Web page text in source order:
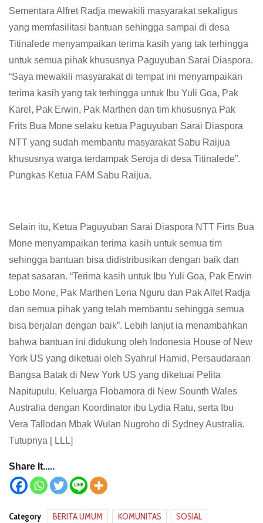
Sementara Alfret Radja mewakili masyarakat sekaligus
yang memfasilitasi bantuan sehingga sampai di desa
Titinalede menyampaikan terima kasih yang tak terhingga
untuk semua pihak khususnya Paguyuban Sarai Diaspora.
“Saya mewakili masyarakat di tempat ini menyampaikan
terima kasih yang tak terhingga untuk Ibu Yuli Goa, Pak
Karel, Pak Erwin, Pak Marthen dan tim khususnya Pak
Frits Bua Mone selaku ketua Paguyuban Sarai Diaspora
NTT yang sudah membantu masyarakat Sabu Raijua
khususnya warga terdampak Seroja di desa Titinalede”.
Pungkas Ketua FAM Sabu Raijua.
Selain itu, Ketua Paguyuban Sarai Diaspora NTT Firts Bua
Mone menyampaikan terima kasih untuk semua tim
sehingga bantuan bisa didistribusikan dengan baik dan
tepat sasaran. “Terima kasih untuk Ibu Yuli Goa, Pak Erwin
Lobo Mone, Pak Marthen Lena Nguru dan Pak Alfet Radja
dan semua pihak yang telah membantu sehingga semua
bisa berjalan dengan baik”. Lebih lanjut ia menambahkan
bahwa bantuan ini didukung oleh Indonesia House of New
York US yang diketuai oleh Syahrul Hamid, Persaudaraan
Bangsa Batak di New York US yang diketuai Pelita
Napitupulu, Keluarga Flobamora di New Sounth Wales
Australia dengan Koordinator ibu Lydia Ratu, serta Ibu
Vera Tallodan Mbak Wulan Nugroho di Sydney Australia,
Tutupnya [ LLL]
Share It.....
Category BERITA UMUM KOMUNITAS SOSIAL